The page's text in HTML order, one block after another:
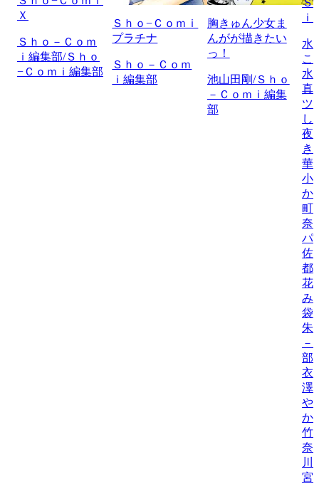
Ｘ
Ｓｈｏ－Ｃｏｍ
ｉ編集部/Ｓｈｏ
−Ｃｏｍｉ編集部
Ｓｈｏ−Ｃｏｍｉ
プラチナ
Ｓｈｏ－Ｃｏｍ
ｉ編集部
胸きゅん少女ま
んがが描きたい
っ！
池山田剛/Ｓｈｏ
－Ｃｏｍｉ編集
部
水
こ
水
真
ツ
し
夜
き
華
小
か
町
奈/
パ
佐
都
花
み
袋
朱
－
部/
衣
澤
や
か
竹
奈
川
宮